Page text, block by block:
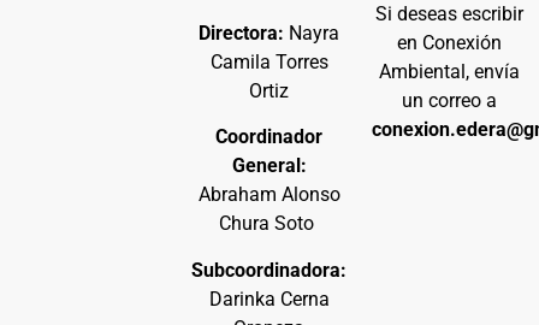
Directora: Nayra
Camila Torres
Ortiz
Coordinador
General:
Abraham Alonso
Chura Soto
Subcoordinadora:
Darinka Cerna
Si deseas escribir
en Conexión
Ambiental, envía
un correo a